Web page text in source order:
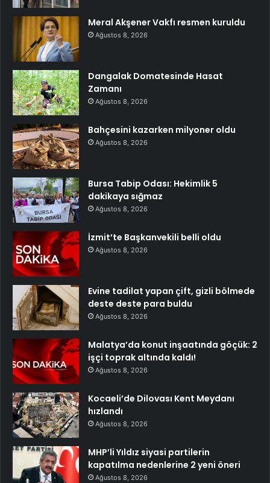
Meral Akşener Vakfı resmen kuruldu
Ağustos 8, 2026
Dangalak Domatesinde Hasat
Zamanı
Ağustos 8, 2026
Bahçesini kazarken milyoner oldu
Ağustos 8, 2026
Bursa Tabip Odası: Hekimlik 5
dakikaya sığmaz
Ağustos 8, 2026
İzmit’te Başkanvekili belli oldu
Ağustos 8, 2026
Evine tadilat yapan çift, gizli bölmede
deste deste para buldu
Ağustos 8, 2026
Malatya’da konut inşaatında göçük: 2
işçi toprak altında kaldı!
Ağustos 8, 2026
Kocaeli’de Dilovası Kent Meydanı
hızlandı
Ağustos 8, 2026
MHP’li Yıldız siyasi partilerin
kapatılma nedenlerine 2 yeni öneri
Ağustos 8, 2026